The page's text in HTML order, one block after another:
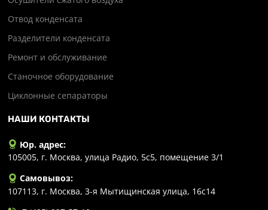
Отвод конденсата
Разделители конденсата
Ремонт и обслуживание
Станочное оборудование
Циклонные сепараторы
НАШИ КОНТАКТЫ
Юр. адрес:
105005, г. Москва, улица Радио, 5с5, помещение 3/1
Самовывоз:
107113, г. Москва, 3-я Мытищинская улица, 16с14